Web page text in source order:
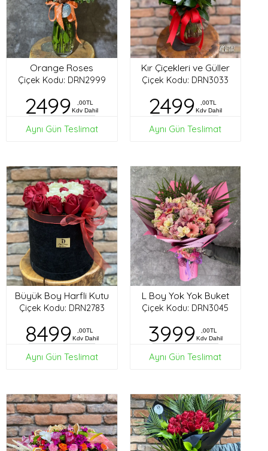
Orange Roses
Çiçek Kodu: DRN2999
2499
,00TL
Kdv Dahil
Aynı Gün Teslimat
Kır Çiçekleri ve Güller
Çiçek Kodu: DRN3033
2499
,00TL
Kdv Dahil
Aynı Gün Teslimat
Büyük Boy Harfli Kutu
Çiçek Kodu: DRN2783
8499
,00TL
Kdv Dahil
Aynı Gün Teslimat
L Boy Yok Yok Buket
Çiçek Kodu: DRN3045
3999
,00TL
Kdv Dahil
Aynı Gün Teslimat